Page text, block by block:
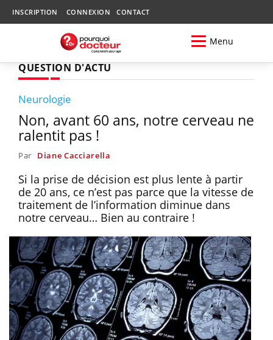
INSCRIPTION CONNEXION CONTACT
Menu
QUESTION D'ACTU
Neurologie
Non, avant 60 ans, notre cerveau ne
ralentit pas !
Par Diane Cacciarella
Si la prise de décision est plus lente à partir
de 20 ans, ce n’est pas parce que la vitesse de
traitement de l’information diminue dans
notre cerveau… Bien au contraire !